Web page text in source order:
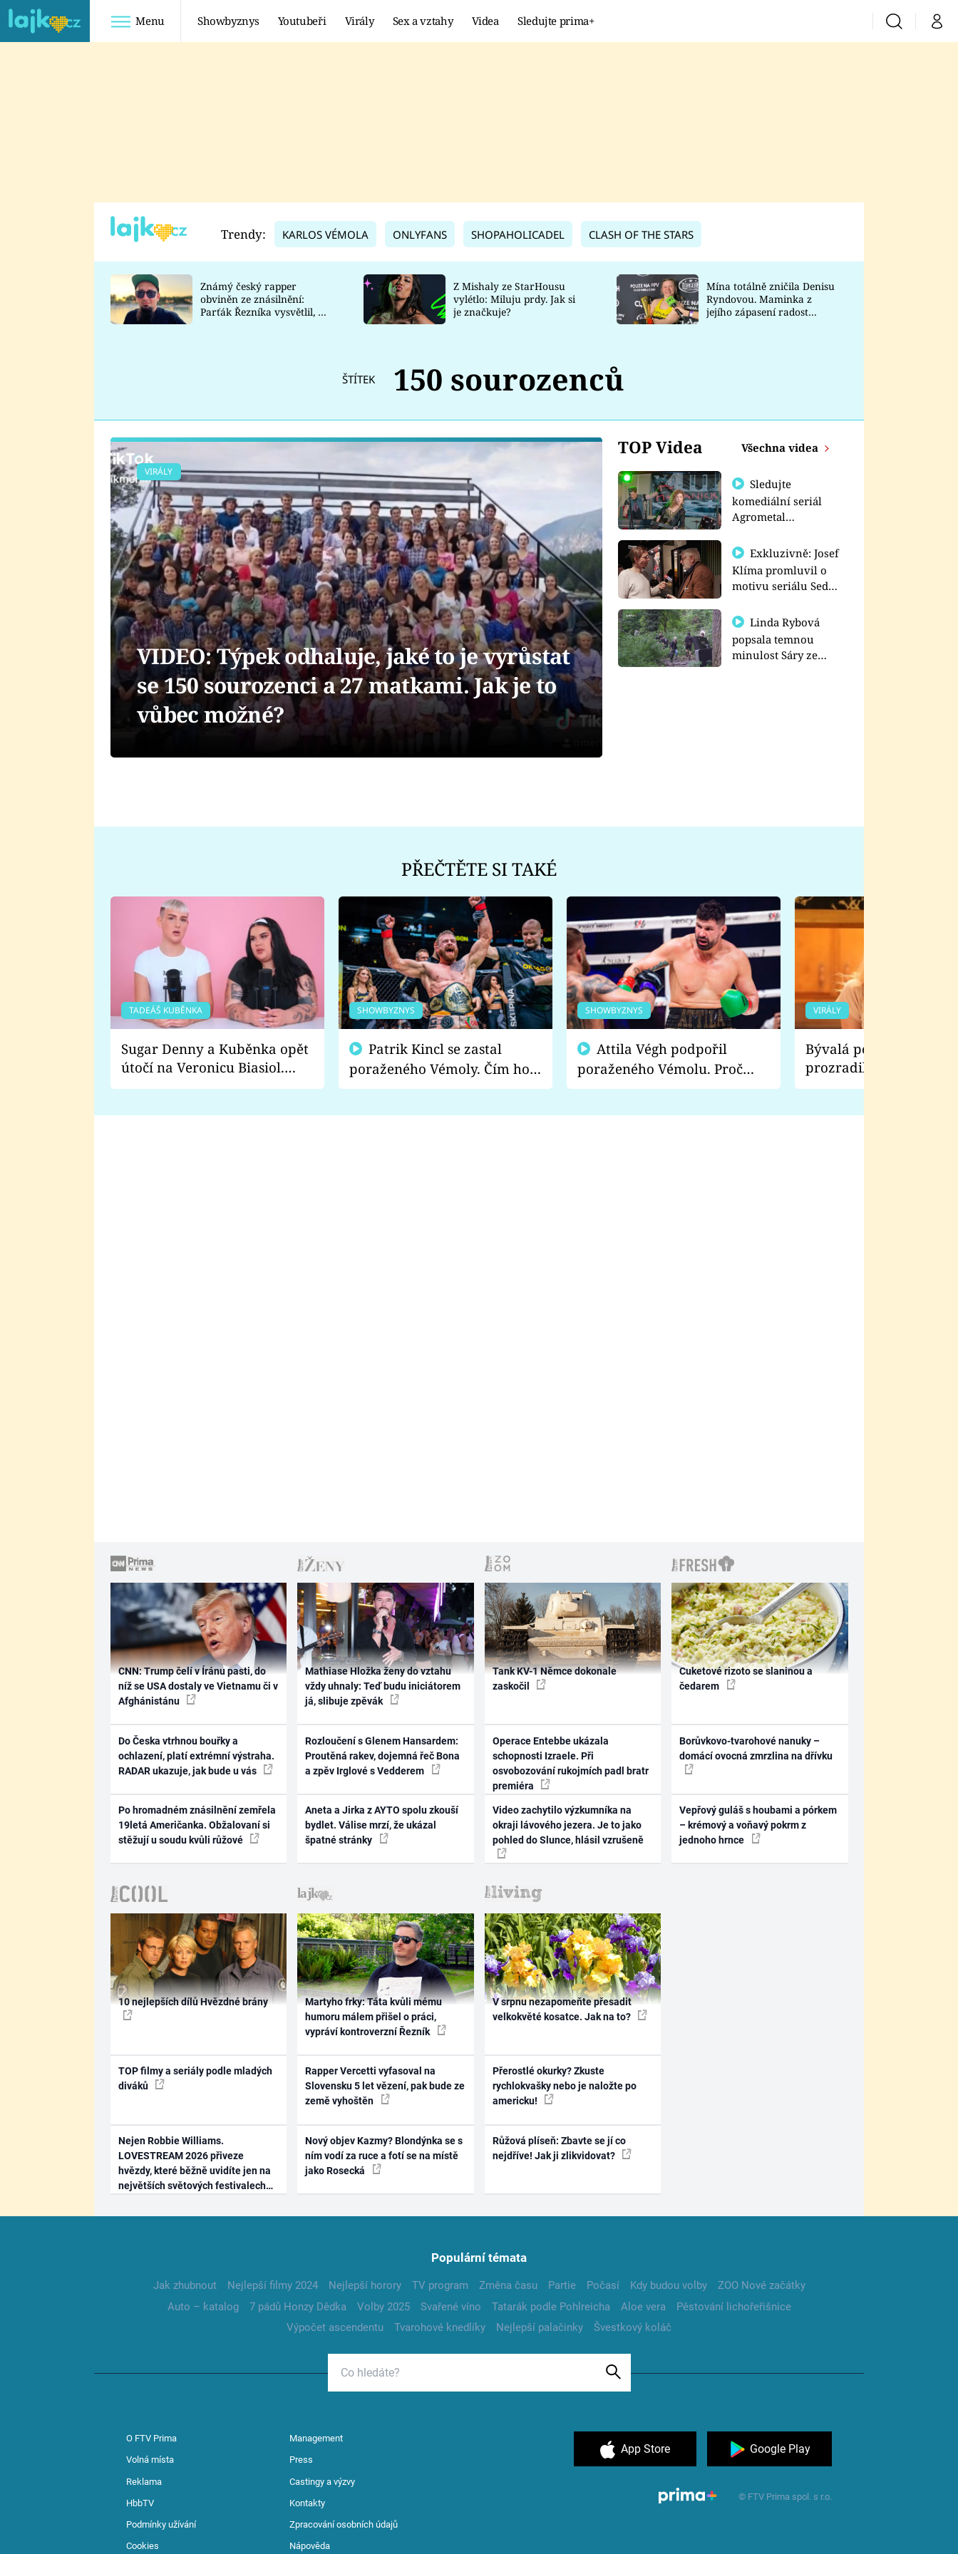
Menu Showbyznys Youtubeři Virály Sex a vztahy Videa Sledujte prima+ VyhledáváníMůj
TADEÁŠ KUBĚNKA
DATEL
Prima Lajk
Sledujte nás
Trendy: KARLOS VÉMOLA ONLYFANS SHOPAHOLICADEL CLASH OF THE STARS
Známý český rapper
obviněn ze znásilnění:
Parťák Řezníka vysvětlil, co
Z Mishaly ze StarHousu
vylétlo: Miluju prdy. Jak si
je značkuje?
Mína totálně zničila Denisu
Ryndovou. Maminka z
jejího zápasení radost
ŠTÍTEK 150 sourozenců
TOP Videa Všechna videa
Sledujte
komediální seriál
Agrometal
prima+
Exkluzivně: Josef
Klíma promluvil o
motivu seriálu Sedm
Linda Rybová
popsala temnou
minulost Sáry ze
VIRÁLY
VIDEO: Týpek odhaluje, jaké to je vyrůstat
se 150 sourozenci a 27 matkami. Jak je to
vůbec možné?
PŘEČTĚTE SI TAKÉ
TADEÁŠ KUBĚNKA
Sugar Denny a Kuběnka opět
útočí na Veronicu Biasiol.
Proč je podle nich falešná a
SHOWBYZNYS
poraženého Vémoly. Čím ho
fanoušci naštvali?
SHOWBYZNYS
poraženého Vémolu. Proč
chce raději zápasit s ním než
VIRÁLY
Bývalá pornoherečka
prozradila, co ji
natáčení Euforie.
CNN: Trump čelí v Íránu pasti, do
níž se USA dostaly ve Vietnamu či v
Afghánistánu
Do Česka vtrhnou bouřky a
ochlazení, platí extrémní výstraha.
RADAR ukazuje, jak bude u vás
Po hromadném znásilnění zemřela
19letá Američanka. Obžalovaní si
stěžují u soudu kvůli růžové
Mathiase Hložka ženy do vztahu
vždy uhnaly: Teď budu iniciátorem
já, slibuje zpěvák
Rozloučení s Glenem Hansardem:
Proutěná rakev, dojemná řeč Bona
a zpěv Irglové s Vedderem
Aneta a Jirka z AYTO spolu zkouší
bydlet. Válise mrzí, že ukázal
špatné stránky
Tank KV-1 Němce dokonale
zaskočil
Operace Entebbe ukázala
schopnosti Izraele. Při
osvobozování rukojmích padl bratr
premiéra
Video zachytilo výzkumníka na
okraji lávového jezera. Je to jako
pohled do Slunce, hlásil vzrušeně
Cuketové rizoto se slaninou a
čedarem
Borůvkovo-tvarohové nanuky –
domácí ovocná zmrzlina na dřívku
Vepřový guláš s houbami a pórkem
– krémový a voňavý pokrm z
jednoho hrnce
10 nejlepších dílů Hvězdné brány
TOP filmy a seriály podle mladých
diváků
Nejen Robbie Williams.
LOVESTREAM 2026 přiveze
hvězdy, které běžně uvidíte jen na
největších světových festivalech
Martyho frky: Táta kvůli mému
humoru málem přišel o práci,
vypráví kontroverzní Řezník
Rapper Vercetti vyfasoval na
Slovensku 5 let vězení, pak bude ze
země vyhoštěn
Nový objev Kazmy? Blondýnka se s
ním vodí za ruce a fotí se na místě
jako Rosecká
V srpnu nezapomeňte přesadit
velkokvěté kosatce. Jak na to?
Přerostlé okurky? Zkuste
rychlokvašky nebo je naložte po
americku!
Růžová plíseň: Zbavte se jí co
nejdříve! Jak ji zlikvidovat?
Populární témata
Jak zhubnout Nejlepší filmy 2024 Nejlepší horory TV program Změna času Partie Počasí Kdy budou volby
ZOO Nové začátky
Auto – katalog
7 pádů Honzy Dědka Volby 2025 Svařené víno Tatarák podle Pohlreicha Aloe vera
Pěstování lichořeřišnice
Výpočet ascendentu
Tvarohové knedlíky Nejlepší palačinky Švestkový koláč
O FTV Prima Management
Volná místa Press
Reklama Castingy a výzvy
HbbTV Kontakty
Podmínky užívání Zpracování osobních údajů
Cookies Nápověda
App Store Google Play
© FTV Prima spol. s r.o.